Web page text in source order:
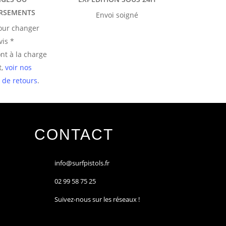
changer
*
à la charge
voir nos
retours.
Envoi soigné
CONTACT
info@surfpistols.fr
02 99 58 75 25
Suivez-nous sur les réseaux !